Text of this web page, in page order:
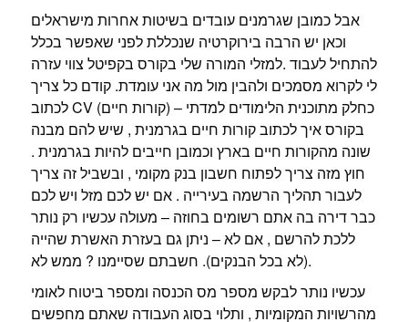
אבל כמובן שגרמנים עובדים בשיטות אחרות מישראלים
וכאן יש הרבה בירוקרטיה שנכללת לפני שאפשר בכלל
להתחיל לעבוד .למזלי המורה שלי בקורס בקפיטל צווי עזרה
לי לקרוא מסמכים ולהבין מול מה אני עומדת. קודם כל צריך
לכתוב CV (קורות חיים) – כחלק מתוכנית הלימודים למדתי
בקורס איך לכתוב קורות חיים בגרמנית , שיש להם מבנה
שונה מהקורות חיים בארץ וכמובן חייבים להיות בגרמנית .
חוץ מזה צריך לפתוח חשבון בנק מקומי , ובשביל זה צריך
לעבור תהליך הרשמה בעירייה . אם יש לכם מזל ויש לכם
כבר דירה בה אתם רשומים בחוזה – מעולה עכשיו רק נותר
ללכת להרשם , אם לא – ניתן גם בעזרת האשרת שהייה
(לא בכל הבנקים). חשבתם שסיימנו ? ממש לא.
עכשיו נותר לבקש מספר מס הכנסה ומספר ביטוח לאומי
מהרשויות המקומיות , ותלוי בסוג העבודה שאתם מחפשים